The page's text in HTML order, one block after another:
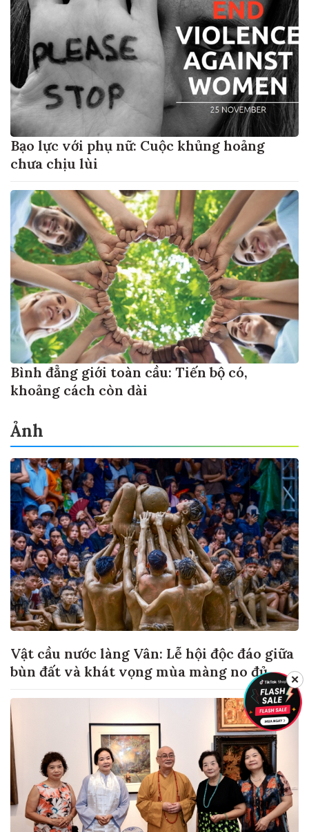
Bạo lực với phụ nữ: Cuộc khủng hoảng
chưa chịu lùi
Bình đẳng giới toàn cầu: Tiến bộ có,
khoảng cách còn dài
Ảnh
Vật cầu nước làng Vân: Lễ hội độc đáo giữa
bùn đất và khát vọng mùa màng no đủ
✕